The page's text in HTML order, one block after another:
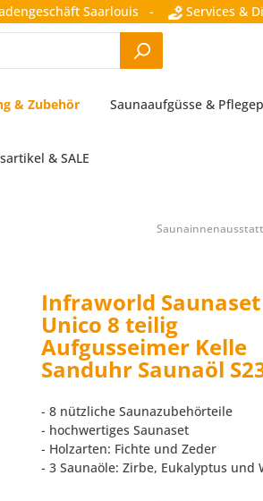
Saarlouis - Services &
& Zubehör Saunaaufgüsse &
& SALE
Infraworld Saunaset
Unico 8 teilig
Aufgusseimer Kelle
Sanduhr Saunaöl
- 8 nützliche Saunazubehörteile
- hochwertiges Saunaset
- Holzarten: Fichte und Zeder
- 3 Saunaöle: Zirbe, Eukalyptus und